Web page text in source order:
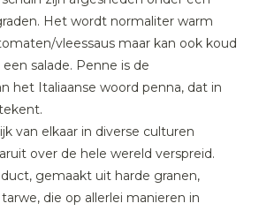
Het wordt normaliter warm
vleessaus maar kan ook koud
salade. Penne is de
het Italiaanse woord penna, dat in
van elkaar in diverse culturen
over de hele wereld verspreid.
gemaakt uit harde granen,
die op allerlei manieren in